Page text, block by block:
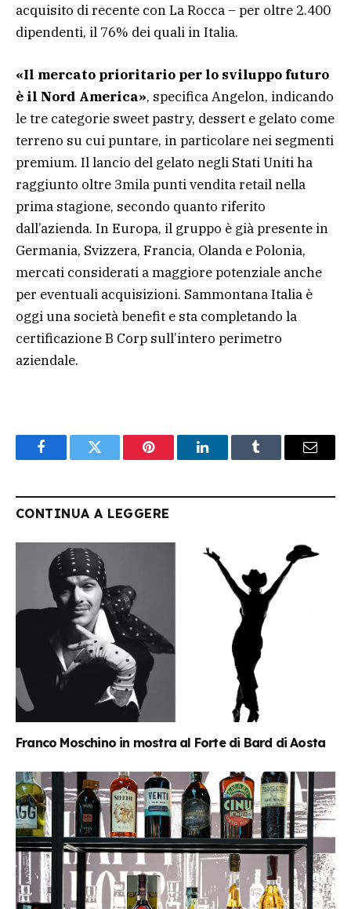
acquisito di recente con La Rocca – per oltre 2.400
dipendenti, il 76% dei quali in Italia.
«Il mercato prioritario per lo sviluppo futuro
è il Nord America», specifica Angelon, indicando
le tre categorie sweet pastry, dessert e gelato come
terreno su cui puntare, in particolare nei segmenti
premium. Il lancio del gelato negli Stati Uniti ha
raggiunto oltre 3mila punti vendita retail nella
prima stagione, secondo quanto riferito
dall’azienda. In Europa, il gruppo è già presente in
Germania, Svizzera, Francia, Olanda e Polonia,
mercati considerati a maggiore potenziale anche
per eventuali acquisizioni. Sammontana Italia è
oggi una società benefit e sta completando la
certificazione B Corp sull’intero perimetro
aziendale.
FacebookTwitter Pinterest LinkedInTumblr Email
CONTINUA A LEGGERE
Franco Moschino in mostra al Forte di Bard di Aosta